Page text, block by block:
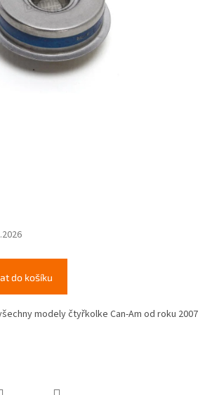
do košíku
modely čtyřkolke Can-Am od roku 2007